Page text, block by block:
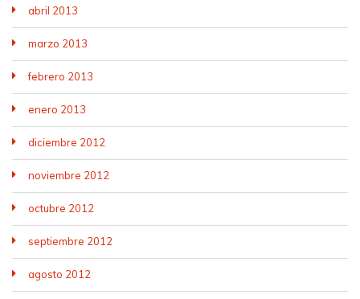
abril 2013
marzo 2013
febrero 2013
enero 2013
diciembre 2012
noviembre 2012
octubre 2012
septiembre 2012
agosto 2012